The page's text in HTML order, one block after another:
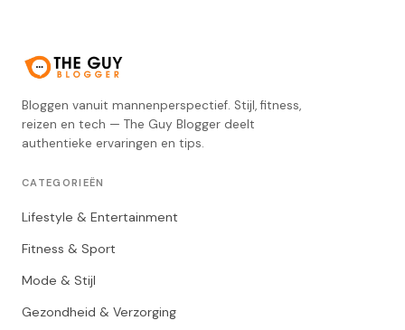
Bloggen vanuit mannenperspectief. Stijl, fitness,
reizen en tech — The Guy Blogger deelt
authentieke ervaringen en tips.
CATEGORIEËN
Lifestyle & Entertainment
Fitness & Sport
Mode & Stijl
Gezondheid & Verzorging